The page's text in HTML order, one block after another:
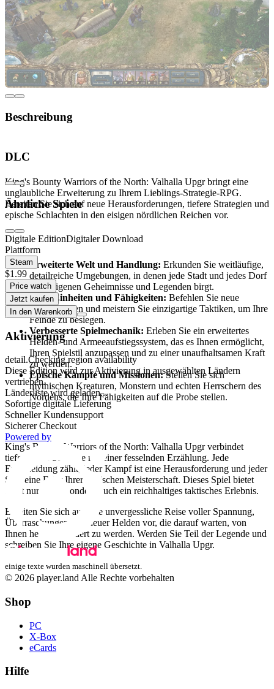
Beschreibung
of the North: Valhalla Upgr
King's Bounty Warriors of the North: Valhalla Upgr bringt eine
unglaubliche Erweiterung zu Ihrem Lieblings-Strategie-RPG.
Bereiten Sie sich auf neue Herausforderungen, tiefere Strategien und
epische Schlachten in den eisigen nördlichen Reichen vor.
Was erwartet Sie?
Erweiterte Welt und Handlung: Erkunden Sie weitläufige,
detailreiche Umgebungen, in denen jede Stadt und jedes Dorf
seine eigenen Geheimnisse und Legenden birgt.
Neue Einheiten und Fähigkeiten: Befehlen Sie neue
Truppentypen und meistern Sie einzigartige Taktiken, um Ihre
Feinde zu besiegen.
Verbesserte Spielmechanik: Erleben Sie ein erweitertes
Helden- und Armeeaufstiegssystem, das es Ihnen ermöglicht,
Ihren Spielstil anzupassen und zu einer unaufhaltsamen Kraft
zu werden.
Epische Kämpfe und Missionen:Stellen Sie sich
mythischen Kreaturen, Monstern und echten Herrschern des
Nordens, die Ihre Fähigkeiten auf die Probe stellen.
Warum Sie dieses Spiel lieben werden
King's Bounty Warriors of the North: Valhalla Upgr verbindet
tiefgehende Strategie mit einer fesselnden Erzählung. Jede
Entscheidung zählt, jeder Kampf ist eine Herausforderung und jeder
Sieg eine Feier Ihrer taktischen Meisterschaft. Dieses Spiel bietet
nicht nur Spaß, sondern auch ein reichhaltiges taktisches Erlebnis.
Bereiten Sie sich auf eine unvergessliche Reise voller Spannung,
Überraschungen und neuer Helden vor, die darauf warten, von
Ihnen herausgefordert zu werden. Werden Sie Teil der Legende und
schreiben Sie Ihre eigene Geschichte in Valhalla Upgr.
einige texte wurden maschinell übersetzt.
DLC
Ähnliche Spiele
Digitale EditionDigitaler Download
Plattform
Steam
$1.99
Price watch
Jetzt kaufen
In den Warenkorb
Aktivierung
detail.Checking region availability
Diese Edition wird zur Aktivierung in ausgewählten Ländern
vertrieben.
Länderliste wird geladen...
Sofortige digitale Lieferung
Schneller Kundensupport
Sicherer Checkout
Powered by
© 2026 player.land Alle Rechte vorbehalten
Shop
PC
X-Box
eCards
Hilfe